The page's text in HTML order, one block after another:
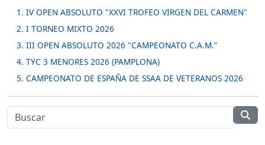
1. IV OPEN ABSOLUTO "XXVI TROFEO VIRGEN DEL CARMEN"
2. I TORNEO MIXTO 2026
3. III OPEN ABSOLUTO 2026 "CAMPEONATO C.A.M."
4. TYC 3 MENORES 2026 (PAMPLONA)
5. CAMPEONATO DE ESPAÑA DE SSAA DE VETERANOS 2026